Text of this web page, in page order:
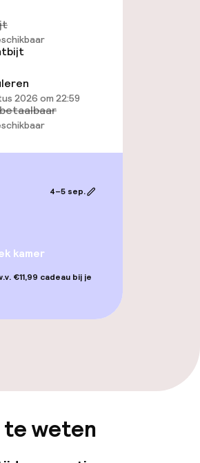
aan tafel
2026 om 22:59
4–5 sep.
kamer
€11,99 cadeau bij je
te weten